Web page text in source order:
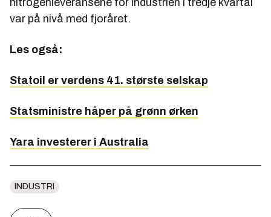
var på nivå med fjoråret.
Les også:
Statoil er verdens 41. største selskap
Statsministre håper på grønn ørken
Yara investerer i Australia
INDUSTRI